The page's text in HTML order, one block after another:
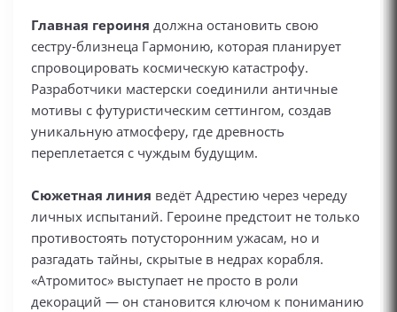
Главная героиня должна остановить свою
сестру-близнеца Гармонию, которая планирует
спровоцировать космическую катастрофу.
Разработчики мастерски соединили античные
мотивы с футуристическим сеттингом, создав
уникальную атмосферу, где древность
переплетается с чуждым будущим.
Сюжетная линия ведёт Адрестию через череду
личных испытаний. Героине предстоит не только
противостоять потусторонним ужасам, но и
разгадать тайны, скрытые в недрах корабля.
«Атромитос» выступает не просто в роли
декораций — он становится ключом к пониманию